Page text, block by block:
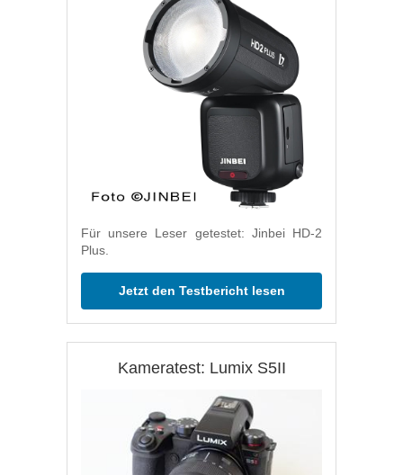
Für unsere Leser getestet: Jinbei HD-2
Plus.
Jetzt den Testbericht lesen
Kameratest: Lumix S5II